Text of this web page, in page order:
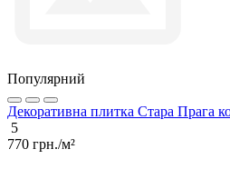
Популярний
Декоративна плитка Стара Прага
5
770 грн./м²